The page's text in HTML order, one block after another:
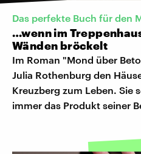
Das perfekte Buch für den
…wenn im
Wänden bröckelt
Im Roman "Mond über
Julia Rothenburg den
Kreuzberg zum Leben. Sie
immer das Produkt seiner